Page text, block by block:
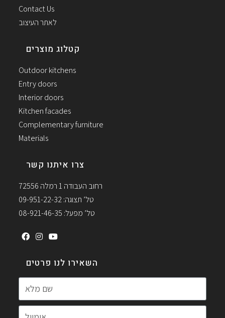
Contact Us
לאתר העיצוב
קטלוג מוצרים
Outdoor kitchens
Entry doors
Interior doors
Kitchen facades
Complementary furniture
Materials
צרו איתנו קשר
רחוב העבודה 1 רמלה 72556
טל’ תצוגה: 09-951-22-32
טל’ מפעל: 08-921-46-35
השאירו לנו פרטים